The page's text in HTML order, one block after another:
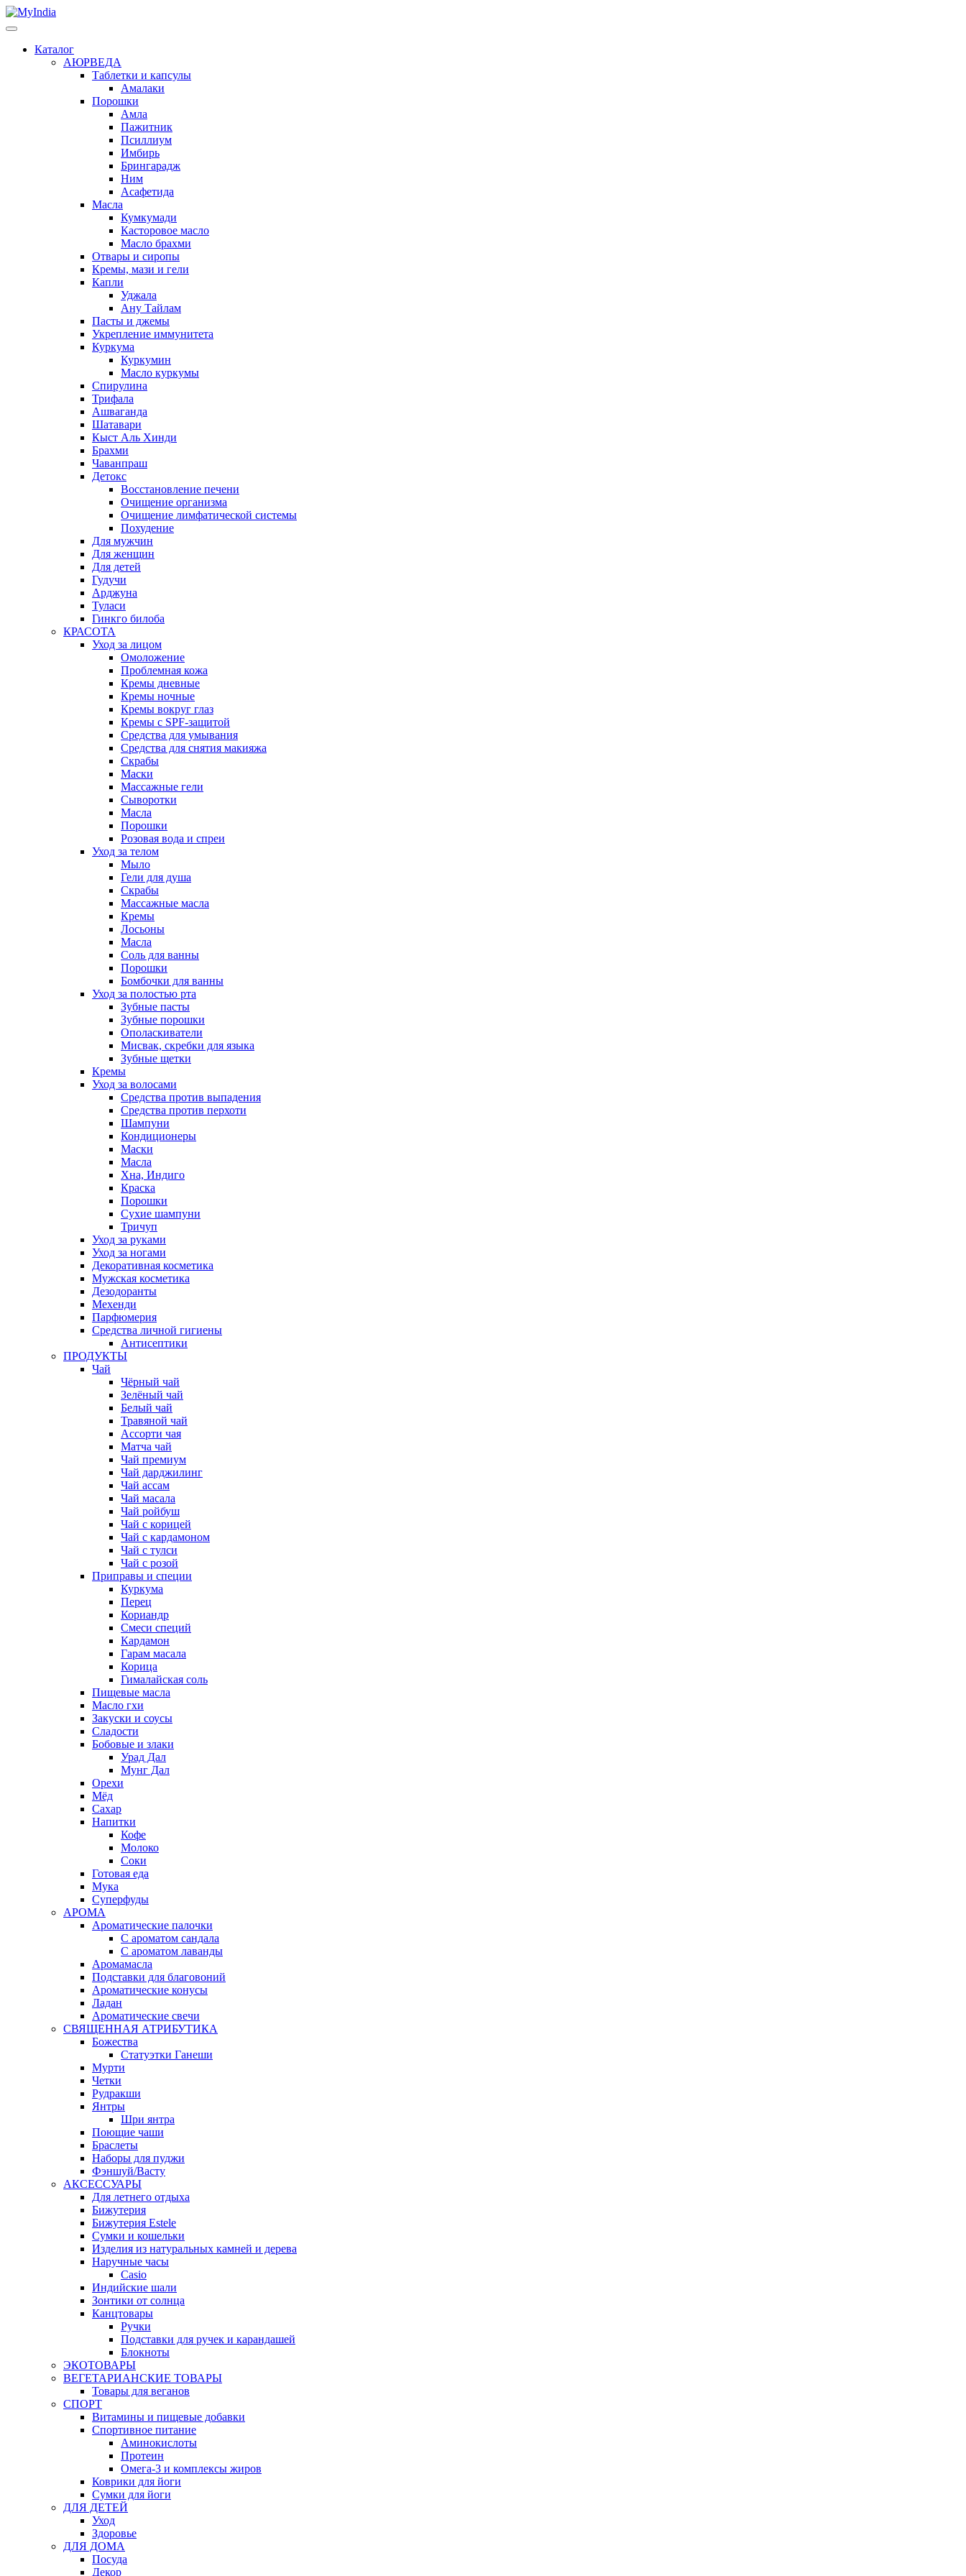
Каталог
АЮРВЕДА
Таблетки и капсулы
Амалаки
Порошки
Амла
Пажитник
Псиллиум
Имбирь
Брингарадж
Ним
Асафетида
Масла
Кумкумади
Касторовое масло
Масло брахми
Отвары и сиропы
Кремы, мази и гели
Капли
Уджала
Ану Тайлам
Пасты и джемы
Укрепление иммунитета
Куркума
Куркумин
Масло куркумы
Спирулина
Трифала
Ашваганда
Шатавари
Кыст Аль Хинди
Брахми
Чаванпраш
Детокс
Восстановление печени
Очищение организма
Очищение лимфатической системы
Похудение
Для мужчин
Для женщин
Для детей
Гудучи
Арджуна
Туласи
Гинкго билоба
КРАСОТА
Уход за лицом
Омоложение
Проблемная кожа
Кремы дневные
Кремы ночные
Кремы вокруг глаз
Кремы с SPF-защитой
Средства для умывания
Средства для снятия макияжа
Скрабы
Маски
Массажные гели
Сыворотки
Масла
Порошки
Розовая вода и спреи
Уход за телом
Мыло
Гели для душа
Скрабы
Массажные масла
Кремы
Лосьоны
Масла
Соль для ванны
Порошки
Бомбочки для ванны
Уход за полостью рта
Зубные пасты
Зубные порошки
Ополаскиватели
Мисвак, скребки для языка
Зубные щетки
Кремы
Уход за волосами
Средства против выпадения
Средства против перхоти
Шампуни
Кондиционеры
Маски
Масла
Хна, Индиго
Краска
Порошки
Сухие шампуни
Тричуп
Уход за руками
Уход за ногами
Декоративная косметика
Мужская косметика
Дезодоранты
Мехенди
Парфюмерия
Средства личной гигиены
Антисептики
ПРОДУКТЫ
Чай
Чёрный чай
Зелёный чай
Белый чай
Травяной чай
Ассорти чая
Матча чай
Чай премиум
Чай дарджилинг
Чай ассам
Чай масала
Чай ройбуш
Чай с корицей
Чай с кардамоном
Чай с тулси
Чай с розой
Приправы и специи
Куркума
Перец
Кориандр
Смеси специй
Кардамон
Гарам масала
Корица
Гималайская соль
Пищевые масла
Масло гхи
Закуски и соусы
Сладости
Бобовые и злаки
Урад Дал
Мунг Дал
Орехи
Мёд
Сахар
Напитки
Кофе
Молоко
Соки
Готовая еда
Мука
Суперфуды
АРОМА
Ароматические палочки
С ароматом сандала
С ароматом лаванды
Аромамасла
Подставки для благовоний
Ароматические конусы
Ладан
Ароматические свечи
СВЯЩЕННАЯ АТРИБУТИКА
Божества
Статуэтки Ганеши
Мурти
Четки
Рудракши
Янтры
Шри янтра
Поющие чаши
Браслеты
Наборы для пуджи
Фэншуй/Васту
АКСЕССУАРЫ
Для летнего отдыха
Бижутерия
Бижутерия Estele
Сумки и кошельки
Изделия из натуральных камней и дерева
Наручные часы
Casio
Индийские шали
Зонтики от солнца
Канцтовары
Ручки
Подставки для ручек и карандашей
Блокноты
ЭКОТОВАРЫ
ВЕГЕТАРИАНСКИЕ ТОВАРЫ
Товары для веганов
СПОРТ
Витамины и пищевые добавки
Спортивное питание
Аминокислоты
Протеин
Омега-3 и комплексы жиров
Коврики для йоги
Сумки для йоги
ДЛЯ ДЕТЕЙ
Уход
Здоровье
ДЛЯ ДОМА
Посуда
Декор